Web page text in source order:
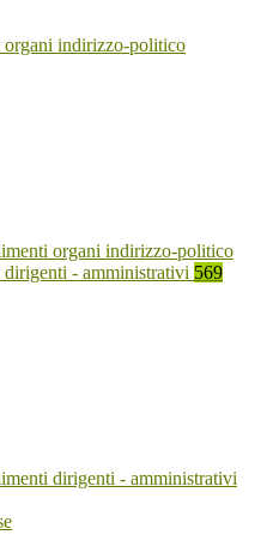
organi indirizzo-politico
organi indirizzo-politico
- amministrativi 569
dirigenti - amministrativi